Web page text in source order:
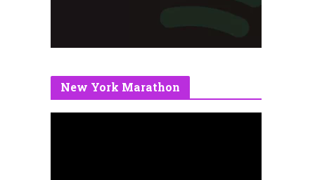
New York Marathon